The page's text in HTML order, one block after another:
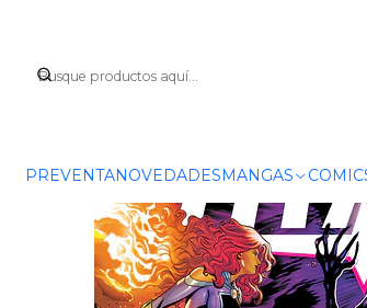
PREVENTANOVEDADESMANGAS